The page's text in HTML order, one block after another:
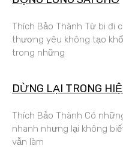
Thích Bảo Thành Từ bi đi
thương yêu không tạo
trong những
DỪNG LẠI TRONG
Thích Bảo Thành Có
nhanh nhưng lại không
vẫn làm